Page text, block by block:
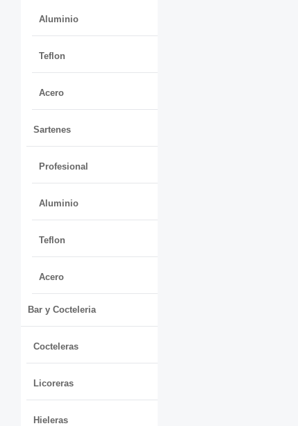
Aluminio
Teflon
Acero
Sartenes
Profesional
Aluminio
Teflon
Acero
Bar y Cocteleria
Cocteleras
Licoreras
Hieleras